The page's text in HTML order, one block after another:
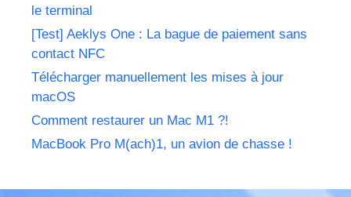
le terminal
[Test] Aeklys One : La bague de paiement sans
contact NFC
Télécharger manuellement les mises à jour
macOS
Comment restaurer un Mac M1 ?!
MacBook Pro M(ach)1, un avion de chasse !